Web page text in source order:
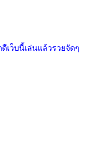
เว็บนี้เล่นแล้วรวยจัดๆ